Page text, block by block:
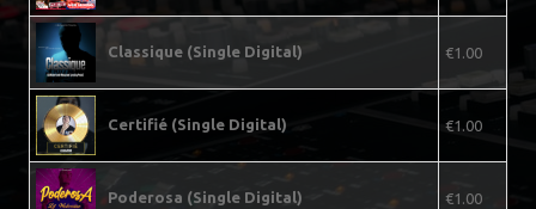
Classique (Single Digital) €1.00
Certifié (Single Digital) €1.00
Poderosa (Single Digital) €1.00